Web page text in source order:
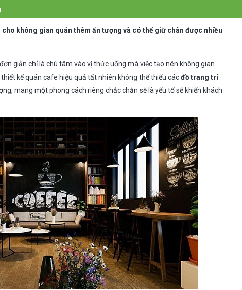
không gian quán thêm ấn tượng và có thể giữ chân được nhiều
giản chỉ là chú tâm vào vị thức uống mà việc tạo nên không gian
kế quán cafe hiệu quả tất nhiên không thể thiếu cácđồ trang trí
mang một phong cách riêng chắc chắn sẽ là yếu tố sẽ khiến khách